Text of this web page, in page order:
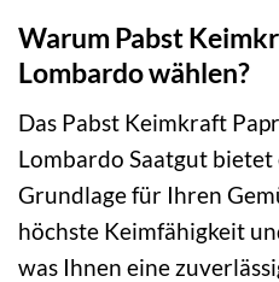
Warum Pabst
Lombardo wählen?
Das Pabst Keimkraft
Lombardo Saatgut bietet
Grundlage für Ihren
höchste Keimfähigkeit
was Ihnen eine